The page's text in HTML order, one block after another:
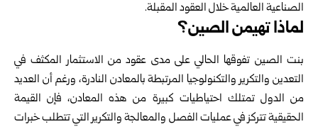
الصناعية العالمية خلال العقود ‏المقبلة. ‏
لماذا تهيمن الصين؟
بنت الصين تفوقها الحالي على مدى عقود من الاستثمار المكثف في
التعدين ‏والتكرير والتكنولوجيا المرتبطة بالمعادن النادرة، ورغم أن العديد
من الدول تمتلك ‏احتياطيات كبيرة من هذه المعادن، فإن القيمة
الحقيقية تتركز في عمليات الفصل ‏والمعالجة والتكرير التي تتطلب خبرات